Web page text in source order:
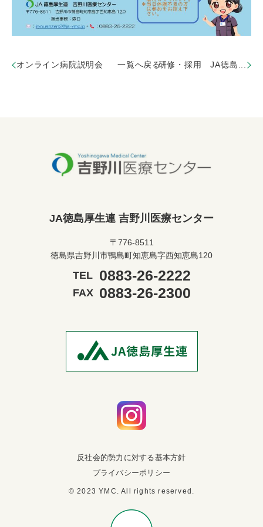
オンライン病院説明会 一覧へ戻る研修・採用 JA徳島...
JA徳島厚生連 吉野川医療センター
〒776-8511
徳島県吉野川市鴨島町知恵島字西知恵島120
TEL 0883-26-2222
FAX 0883-26-2300
反社会的勢力に対する基本方針
プライバシーポリシー
© 2023 YMC. All rights reserved.